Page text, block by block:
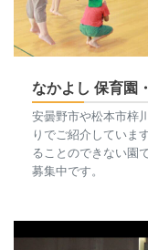
なかよし 保育園
安曇野市や松本市梓
りでご紹介していま
ることのできない園
募集中です。